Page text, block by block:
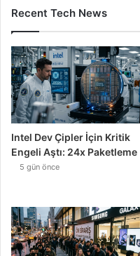
Recent Tech News
Intel Dev Çipler İçin Kritik
Engeli Aştı: 24x Paketleme
5 gün önce